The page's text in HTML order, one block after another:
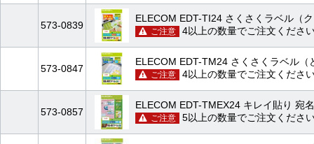
573-0839
ELECOM EDT-TI24 さくさくラベル（
ご注意 4以上の数量でご注文くださ
573-0847
ELECOM EDT-TM24 さくさくラベル（
ご注意 4以上の数量でご注文くださ
573-0857
ELECOM EDT-TMEX24 キレイ貼り 宛
ご注意 5以上の数量でご注文くださ